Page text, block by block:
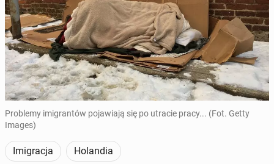
Problemy imigrantów pojawiają się po utracie pracy... (Fot. Getty
Images)
Imigracja Holandia